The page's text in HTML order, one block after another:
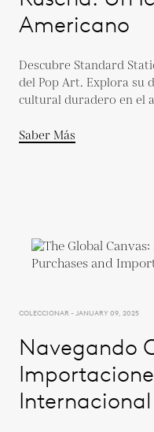
Americano
Descubre Standard
del Pop Art. Explora su
cultural duradero en el
Saber Más
COLECCIONAR - JANUARY 09, 2025
Navegando
Internacional